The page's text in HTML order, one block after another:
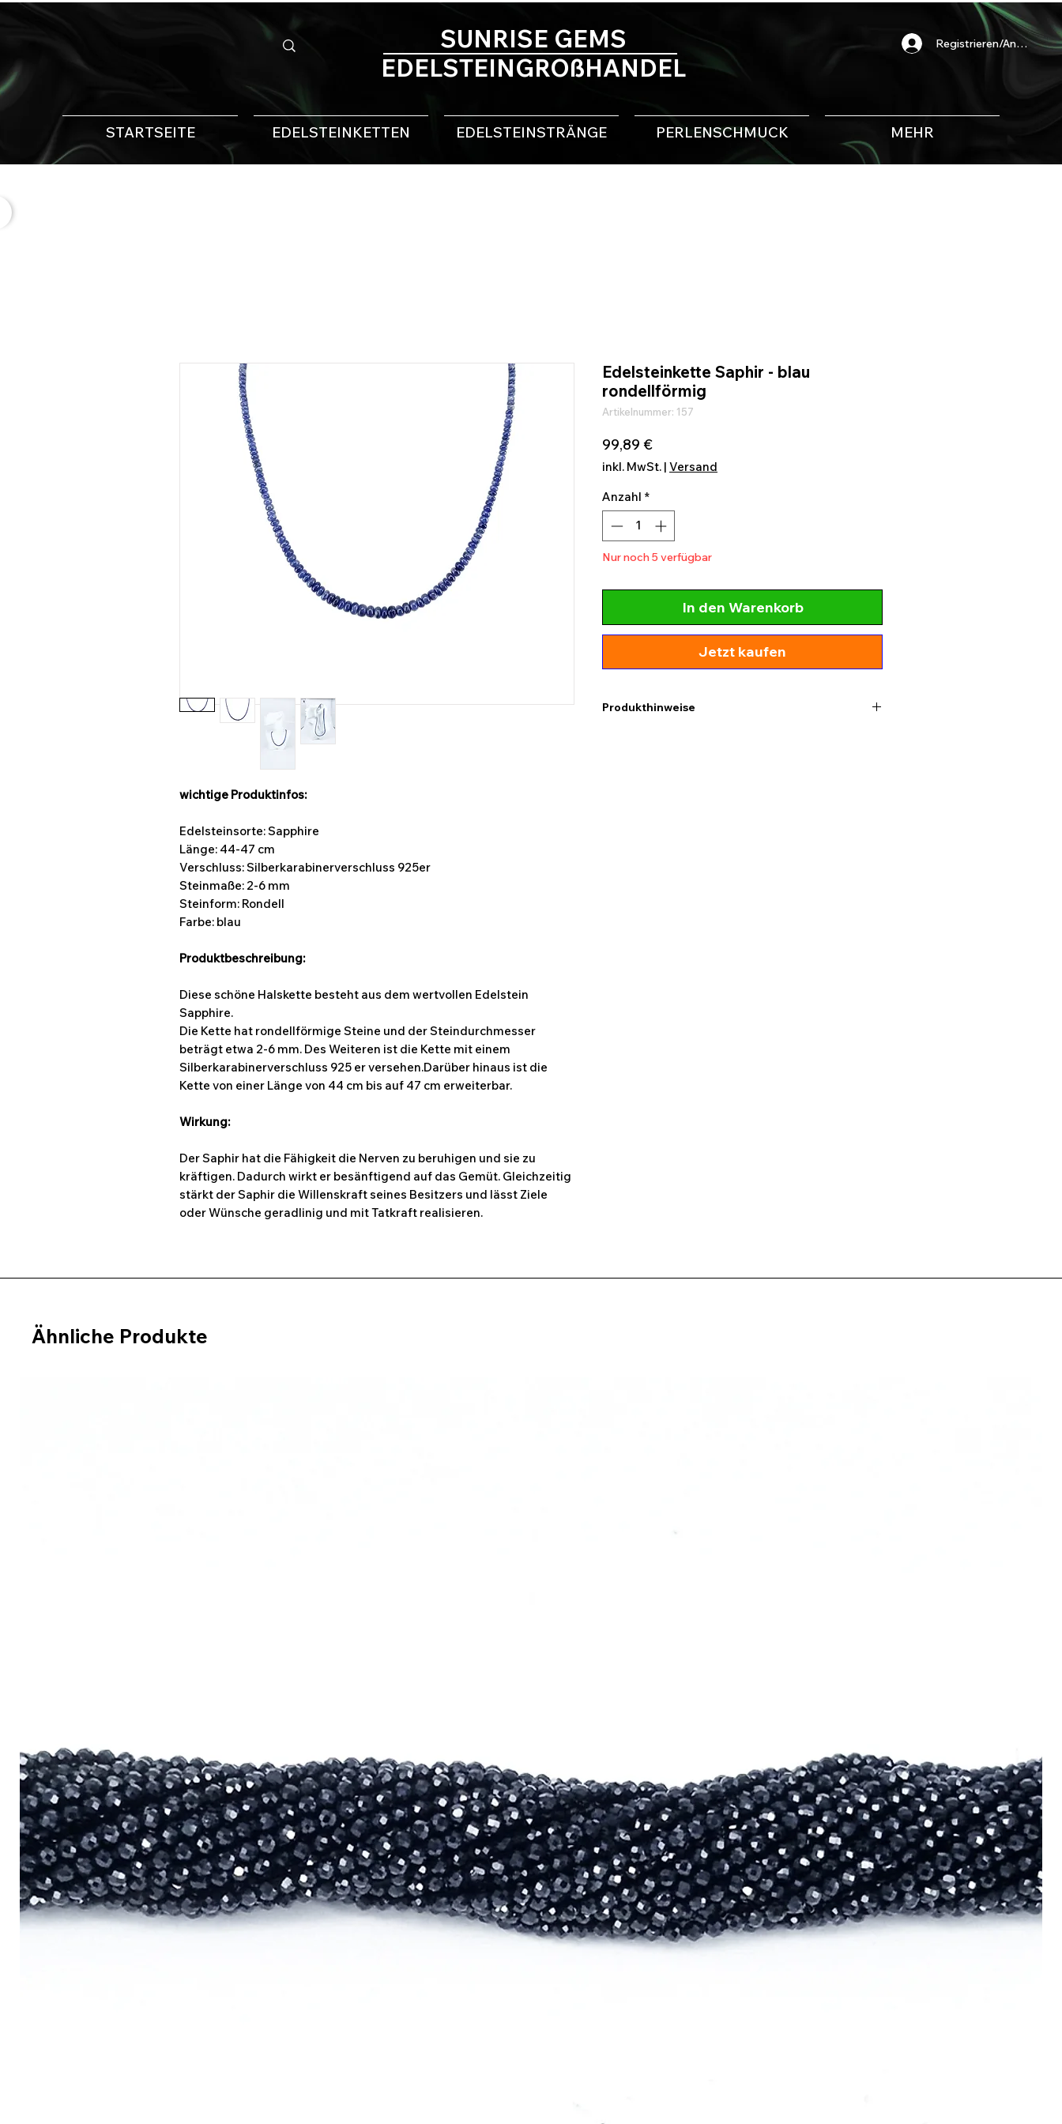
STARTSEITE EDELSTEINKETTEN EDELSTEINSTRÄNGE PERLENSCHMUCK MEHR
Registrieren/Anmelden
SUNRISE GEMS
EDELSTEINGROßHANDEL
wichtige Produktinfos:
Edelsteinsorte: Sapphire
Länge: 44-47 cm
Verschluss: Silberkarabinerverschluss 925er
Steinmaße: 2-6 mm
Steinform: Rondell
Farbe: blau
Produktbeschreibung:
Diese schöne Halskette besteht aus dem wertvollen Edelstein
Sapphire.
Die Kette hat rondellförmige Steine und der Steindurchmesser
beträgt etwa 2-6 mm. Des Weiteren ist die Kette mit einem
Silberkarabinerverschluss 925 er versehen.Darüber hinaus ist die
Kette von einer Länge von 44 cm bis auf 47 cm erweiterbar.
Wirkung:
Der Saphir hat die Fähigkeit die Nerven zu beruhigen und sie zu
kräftigen. Dadurch wirkt er besänftigend auf das Gemüt. Gleichzeitig
stärkt der Saphir die Willenskraft seines Besitzers und lässt Ziele
oder Wünsche geradlinig und mit Tatkraft realisieren.
Edelsteinkette Saphir - blau
rondellförmig
Artikelnummer: 157
99,89 €Preis
inkl. MwSt. | Versand
Anzahl *
Nur noch 5 verfügbar
In den Warenkorb
Jetzt kaufen
Produkthinweise
Ähnliche Produkte